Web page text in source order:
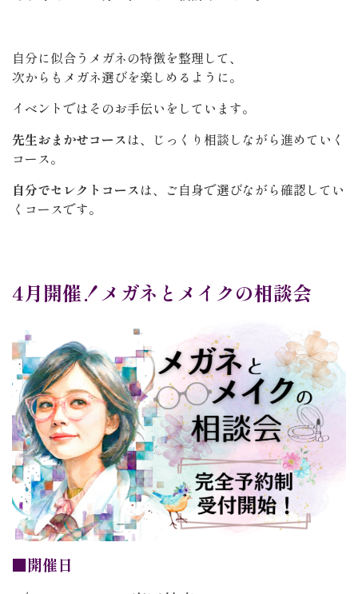
自分に似合うメガネの特徴を整理して、
次からもメガネ選びを楽しめるように。
イベントではそのお手伝いをしています。
先生おまかせコースは、じっくり相談しながら進めていく
コース。
自分でセレクトコースは、ご自身で選びながら確認してい
くコースです。
4月開催！メガネとメイクの相談会
■開催日